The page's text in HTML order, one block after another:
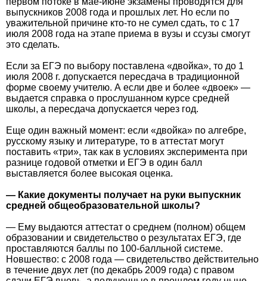
выпускников 2008 года и прошлых лет. Но если по
уважительной причине кто-то не сумел сдать, то с 17
июля 2008 года на этапе приема в вузы и ссузы смогут
это сделать.
Если за ЕГЭ по выбору поставлена «двойка», то до 1
июля 2008 г. допускается пересдача в традиционной
форме своему учителю. А если две и более «двоек» —
выдается справка о прослушанном курсе средней
школы, а пересдача допускается через год.
Еще один важный момент: если «двойка» по алгебре,
русскому языку и литературе, то в аттестат могут
поставить «три», так как в условиях эксперимента при
разнице годовой отметки и ЕГЭ в один балл
выставляется более высокая оценка.
— Какие документы получает на руки выпускник
средней общеобразовательной школы?
— Ему выдаются аттестат о среднем (полном) общем
образовании и свидетельство о результатах ЕГЭ, где
проставляются баллы по 100-балльной системе.
Новшество: с 2008 года — свидетельство действительно
в течение двух лет (по декабрь 2009 года) с правом